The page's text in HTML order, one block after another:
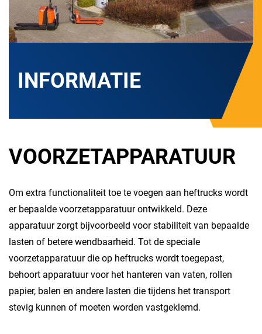
INFORMATIE
VOORZETAPPARATUUR
Om extra functionaliteit toe te voegen aan heftrucks wordt
er bepaalde voorzetapparatuur ontwikkeld. Deze
apparatuur zorgt bijvoorbeeld voor stabiliteit van bepaalde
lasten of betere wendbaarheid. Tot de speciale
voorzetapparatuur die op heftrucks wordt toegepast,
behoort apparatuur voor het hanteren van vaten, rollen
papier, balen en andere lasten die tijdens het transport
stevig kunnen of moeten worden vastgeklemd.